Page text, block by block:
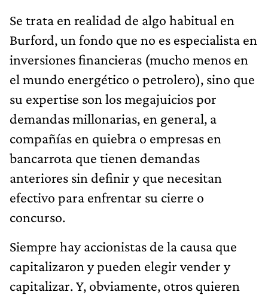
Se trata en realidad de algo habitual en
Burford, un fondo que no es especialista en
inversiones financieras (mucho menos en
el mundo energético o petrolero), sino que
su expertise son los megajuicios por
demandas millonarias, en general, a
compañías en quiebra o empresas en
bancarrota que tienen demandas
anteriores sin definir y que necesitan
efectivo para enfrentar su cierre o
concurso.
Siempre hay accionistas de la causa que
capitalizaron y pueden elegir vender y
capitalizar. Y, obviamente, otros quieren